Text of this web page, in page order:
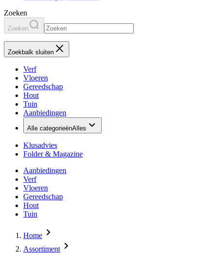
Zoeken
Zoeken
Zoekbalk sluiten
Verf
Vloeren
Gereedschap
Hout
Tuin
Aanbiedingen
Alle categorieënAlles
Klusadvies
Folder & Magazine
Aanbiedingen
Verf
Vloeren
Gereedschap
Hout
Tuin
Home
Assortiment